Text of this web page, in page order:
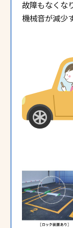
故障もなくな
機械音が減少